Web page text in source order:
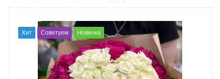
Хит Советуем Новинка